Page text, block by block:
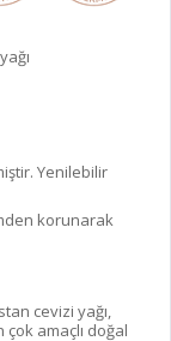
Yenilebilir
korunarak
cevizi yağı,
amaçlı doğal